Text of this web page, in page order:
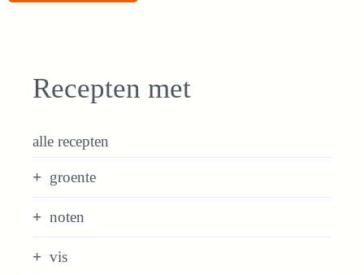
Recepten met
alle recepten
groente
noten
vis